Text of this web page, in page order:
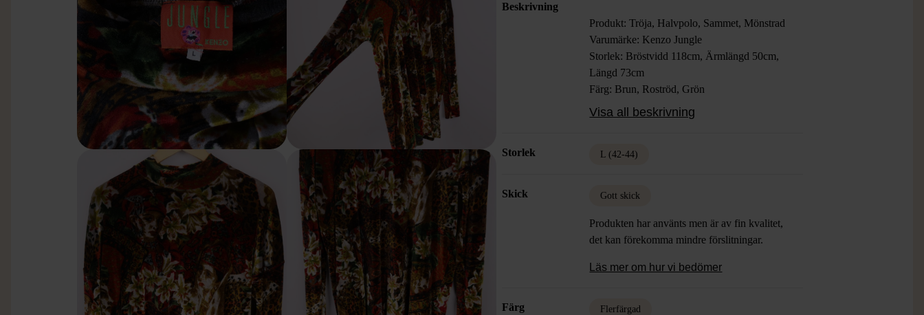
Beskrivning
Produkt: Tröja, Halvpolo, Sammet, Mönstrad
Varumärke: Kenzo Jungle
Storlek: Bröstvidd 118cm, Ärmlängd 50cm,
Längd 73cm
Färg: Brun, Roströd, Grön
Material: 72% Polyester, 21% Polyamid 7%
Visa all beskrivning
Storlek L (42-44)
Skick Gott skick
Produkten har använts men är av fin kvalitet,
det kan förekomma mindre förslitningar.
Läs mer om hur vi bedömer
Färg Flerfärgad